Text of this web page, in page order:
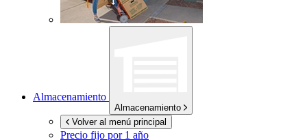
Almacenamiento
Almacenamiento
Volver al menú principal
Precio fijo por 1 año